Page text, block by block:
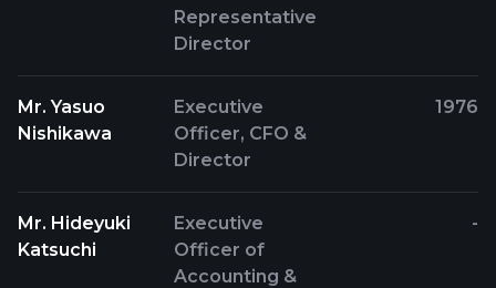
Representative
Director
Mr. Yasuo
Nishikawa
Executive
Officer, CFO &
Director
1976
Mr. Hideyuki
Katsuchi
Executive
Officer of
Accounting &
-